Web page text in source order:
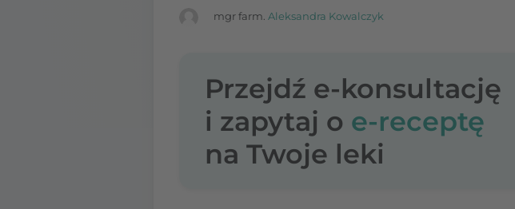
mgr farm. Aleksandra Kowalczyk
Przejdź e-konsultację
i zapytaj o e-receptę
na Twoje leki